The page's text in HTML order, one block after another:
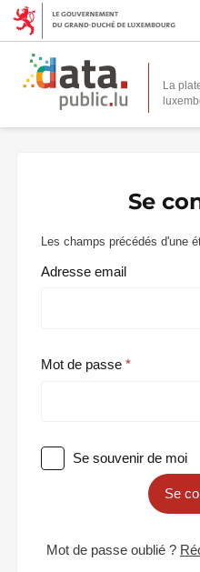
La
Se
Les champs précédés d'une
Adresse email
Mot de passe
Se souvenir de moi
Se
Mot de passe oublié ?